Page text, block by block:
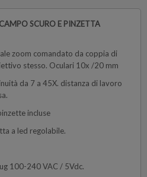
CAMPO SCURO E PINZETTA
zoom comandato da coppia di
stesso. Oculari 10x /20 mm
da 7 a 45X. distanza di lavoro
incluse
a led regolabile.
100-240 VAC / 5Vdc.